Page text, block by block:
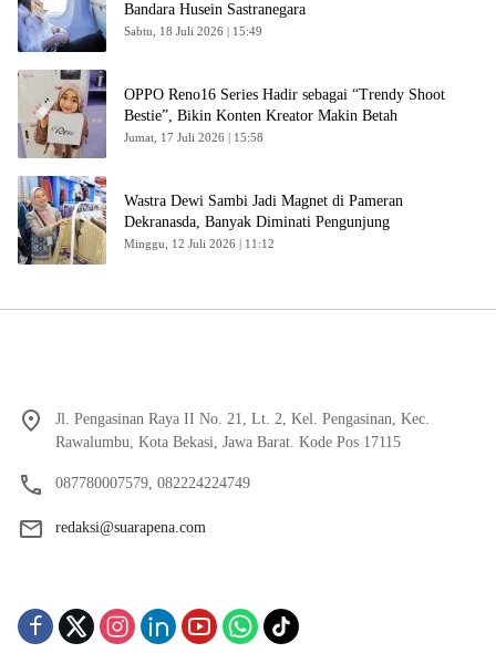
Bandara Husein Sastranegara
Sabtu, 18 Juli 2026 | 15:49
OPPO Reno16 Series Hadir sebagai “Trendy Shoot
Bestie”, Bikin Konten Kreator Makin Betah
Jumat, 17 Juli 2026 | 15:58
Wastra Dewi Sambi Jadi Magnet di Pameran
Dekranasda, Banyak Diminati Pengunjung
Minggu, 12 Juli 2026 | 11:12
Jl. Pengasinan Raya II No. 21, Lt. 2, Kel. Pengasinan, Kec.
Rawalumbu, Kota Bekasi, Jawa Barat. Kode Pos 17115
087780007579, 082224224749
redaksi@suarapena.com